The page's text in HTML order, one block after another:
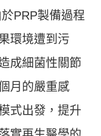
PRP製備過程
環境遭到污
成細菌性關節
月的嚴重感
式出發，提升